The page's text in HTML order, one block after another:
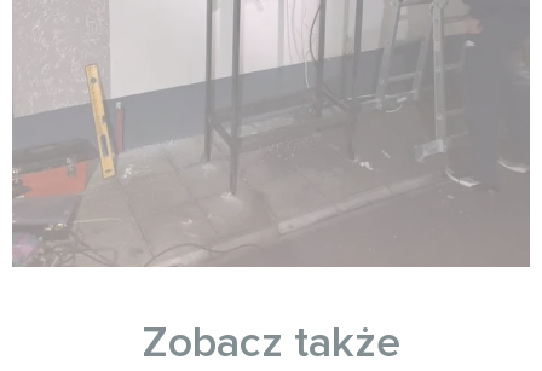
Zobacz także